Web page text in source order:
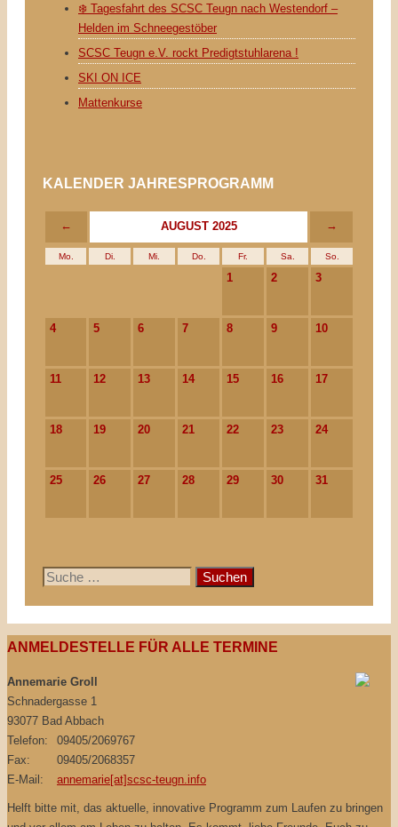
❄️ Tagesfahrt des SCSC Teugn nach Westendorf –
Helden im Schneegestöber
SCSC Teugn e.V. rockt Predigtstuhlarena !
SKI ON ICE
Mattenkurse
KALENDER JAHRESPROGRAMM
← AUGUST 2025 →
Mo. Di. Mi. Do. Fr. Sa. So.
1 2 3
4 5 6 7 8 9 10
11 12 13 14 15 16 17
18 19 20 21 22 23 24
25 26 27 28 29 30 31
Suche
ANMELDESTELLE FÜR ALLE TERMINE
Annemarie Groll
Schnadergasse 1
93077 Bad Abbach
Telefon:
09405/2069767
Fax:
09405/2068357
E-Mail:
annemarie[at]scsc-teugn.info
Helft bitte mit, das aktuelle, innovative Programm zum Laufen zu bringen